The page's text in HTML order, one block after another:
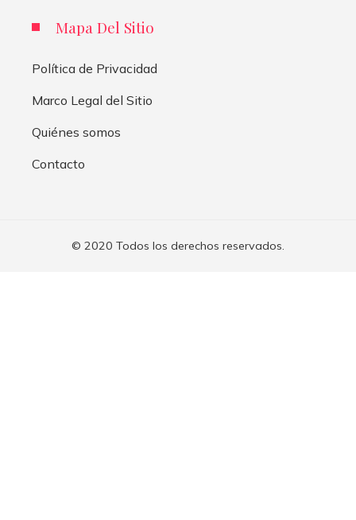
Mapa Del Sitio
Política de Privacidad
Marco Legal del Sitio
Quiénes somos
Contacto
© 2020 Todos los derechos reservados.